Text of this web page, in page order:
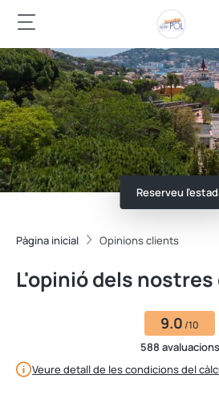
Reserveu
Pàgina inicial Opinions clients
L'opinió dels
9.0/10
588 avaluacions
Veure detall de les condicions del